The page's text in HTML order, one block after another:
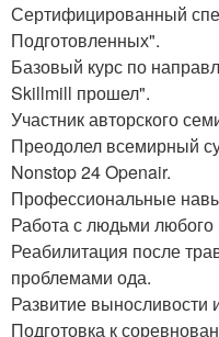
Сертифицированный
Подготовленных".
Базовый курс по
Skillmill прошел".
Участник авторского
Преодолел всемирный
Nonstop 24 Openair.
Профессиональные
Работа с людьми любого
Реабилитация после
проблемами ода.
Развитие выносливости
Подготовка к